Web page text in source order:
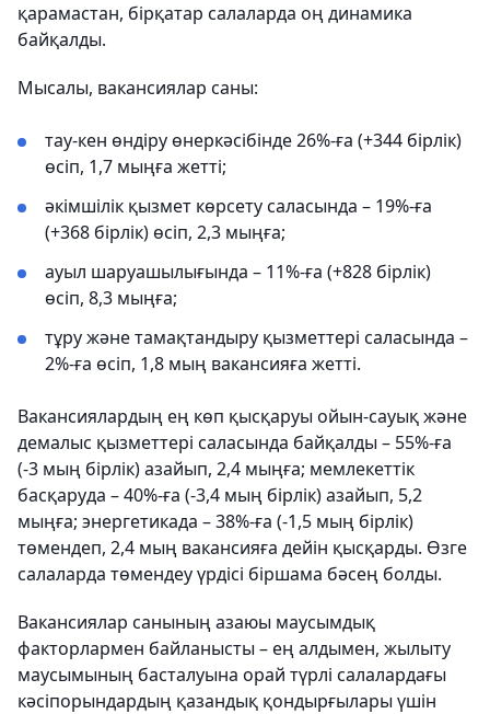
қарамастан, бірқатар салаларда оң динамика
байқалды.
Мысалы, вакансиялар саны:
тау-кен өндіру өнеркәсібінде 26%-ға (+344 бірлік)
өсіп, 1,7 мыңға жетті;
әкімшілік қызмет көрсету саласында – 19%-ға
(+368 бірлік) өсіп, 2,3 мыңға;
ауыл шаруашылығында – 11%-ға (+828 бірлік)
өсіп, 8,3 мыңға;
тұру және тамақтандыру қызметтері саласында –
2%-ға өсіп, 1,8 мың вакансияға жетті.
Вакансиялардың ең көп қысқаруы ойын-сауық және
демалыс қызметтері саласында байқалды – 55%-ға
(-3 мың бірлік) азайып, 2,4 мыңға; мемлекеттік
басқаруда – 40%-ға (-3,4 мың бірлік) азайып, 5,2
мыңға; энергетикада – 38%-ға (-1,5 мың бірлік)
төмендеп, 2,4 мың вакансияға дейін қысқарды. Өзге
салаларда төмендеу үрдісі біршама бәсең болды.
Вакансиялар санының азаюы маусымдық
факторлармен байланысты – ең алдымен, жылыту
маусымының басталуына орай түрлі салалардағы
кәсіпорындардың қазандық қондырғылары үшін